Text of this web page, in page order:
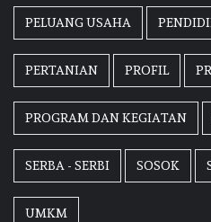
PELUANG USAHA
PERTANIAN PROFIL
PROGRAM DAN KEGIATAN
SERBA - SERBI SOSOK
UMKM